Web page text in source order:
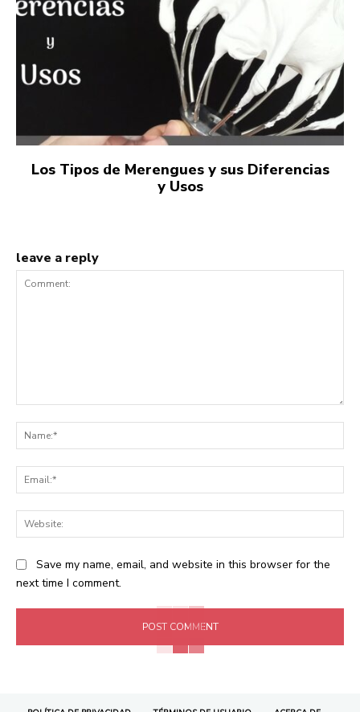
Los Tipos de Merengues y sus Diferencias
y Usos
leave a reply
Save my name, email, and website in this browser for the
next time I comment.